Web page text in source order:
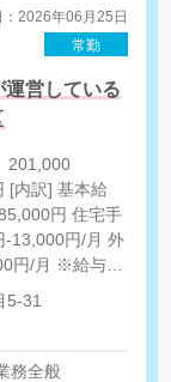
：2026年06月25日
常勤
運営している
[内訳] 基本給
円 住宅手
13,000円/月 外
円/月 ※給与は
じて決定 ※住
給
5-31
務全般